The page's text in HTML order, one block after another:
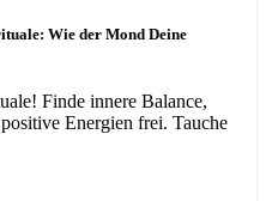
Wie der Mond Deine
Finde innere Balance,
Energien frei. Tauche